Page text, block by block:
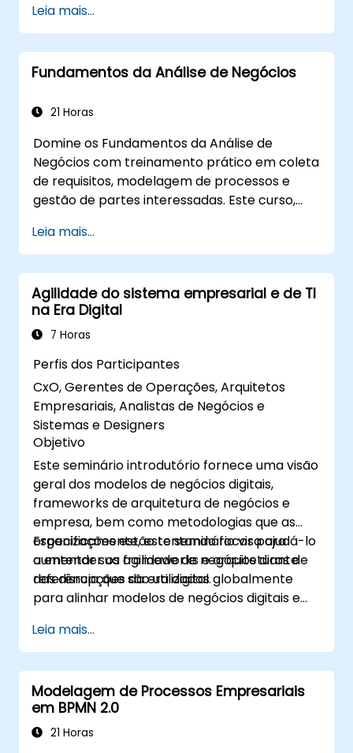
partes interessadas
Aplicar técnicas de análise de negócios
para identificar problemas-chave e
oportunidades potenciais na sua
Criar requisitos eficazes e planos de
Analisar e especificar requisitos utilizando
as melhores práticas do sector
Gerir a avaliação e validação da solução
Leia mais...
Fundamentos da Análise de Negócios
21 Horas
Domine os Fundamentos da Análise de
Negócios com treinamento prático em coleta
de requisitos, modelagem de processos e
gestão de partes interessadas. Este curso,
iniciantes, oferece competências essenciais
de BA, frameworks ágeis e do Ciclo de Vida de
Desenvolvimento de Software (SDLC), além
de estudos de caso do mundo real. Impulsione
o sucesso dos projetos e entregue valor de
negócios mensurável. Transforme sua
demandas da indústria.
Leia mais...
Agilidade do sistema empresarial e de TI
na Era Digital
7 Horas
Perfis dos Participantes
CxO, Gerentes de Operações, Arquitetos
Empresariais, Analistas de Negócios e
Sistemas e Designers
Objetivo
Este seminário introdutório fornece uma visão
geral dos modelos de negócios digitais,
frameworks de arquitetura de negócios e
empresa, bem como metodologias que as
organizações estão tentando focar para
aumentar sua agilidade de negócios diante
das disrupções da era digital.
Especificamente, este seminário visa ajudá-lo
a entender os frameworks e arquiteturas de
referência que são utilizados globalmente
para alinhar modelos de negócios digitais e
competitivo em constante mudança.
Leia mais...
Modelagem de Processos Empresariais
em BPMN 2.0
21 Horas